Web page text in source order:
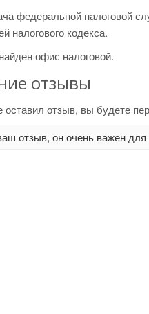
федеральной налоговой
налогового кодекса.
офис налоговой.
отзывы
оставил отзыв, вы будете
отзыв, он очень важен